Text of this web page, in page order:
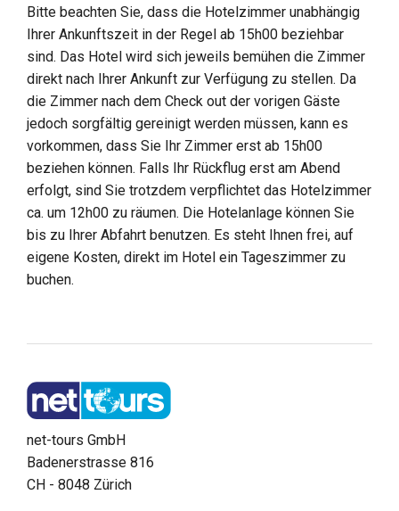
Bitte beachten Sie, dass die Hotelzimmer unabhängig
Ihrer Ankunftszeit in der Regel ab 15h00 beziehbar
sind. Das Hotel wird sich jeweils bemühen die Zimmer
direkt nach Ihrer Ankunft zur Verfügung zu stellen. Da
die Zimmer nach dem Check out der vorigen Gäste
jedoch sorgfältig gereinigt werden müssen, kann es
vorkommen, dass Sie Ihr Zimmer erst ab 15h00
beziehen können. Falls Ihr Rückflug erst am Abend
erfolgt, sind Sie trotzdem verpflichtet das Hotelzimmer
ca. um 12h00 zu räumen. Die Hotelanlage können Sie
bis zu Ihrer Abfahrt benutzen. Es steht Ihnen frei, auf
eigene Kosten, direkt im Hotel ein Tageszimmer zu
buchen.
net-tours GmbH
Badenerstrasse 816
CH - 8048 Zürich